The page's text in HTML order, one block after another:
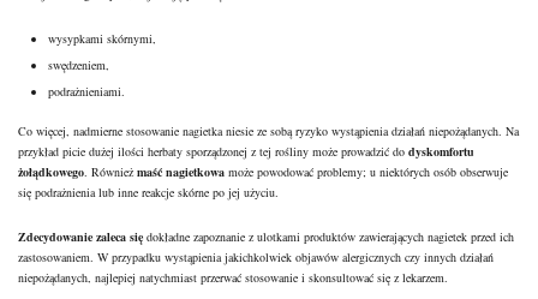
wysypkami skórnymi,
swędzeniem,
podrażnieniami.
Co więcej, nadmierne stosowanie nagietka niesie ze sobą ryzyko wystąpienia działań niepożądanych. Na
przykład picie dużej ilości herbaty sporządzonej z tej rośliny może prowadzić do dyskomfortu
żołądkowego. Również maść nagietkowa może powodować problemy; u niektórych osób obserwuje
się podrażnienia lub inne reakcje skórne po jej użyciu.
Zdecydowanie zaleca się dokładne zapoznanie z ulotkami produktów zawierających nagietek przed ich
zastosowaniem. W przypadku wystąpienia jakichkolwiek objawów alergicznych czy innych działań
niepożądanych, najlepiej natychmiast przerwać stosowanie i skonsultować się z lekarzem.